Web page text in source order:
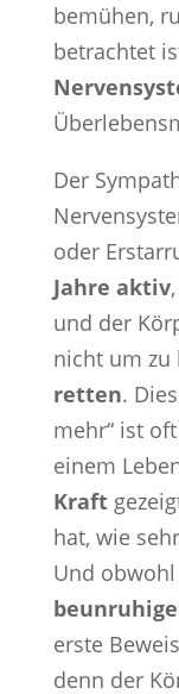
bemühen,
betrachtet
Der
oder
Jahre aktiv
und der
nicht um zu
retten.
mehr“ ist
einem
Kraft
hat, wie
Und
erste
denn der